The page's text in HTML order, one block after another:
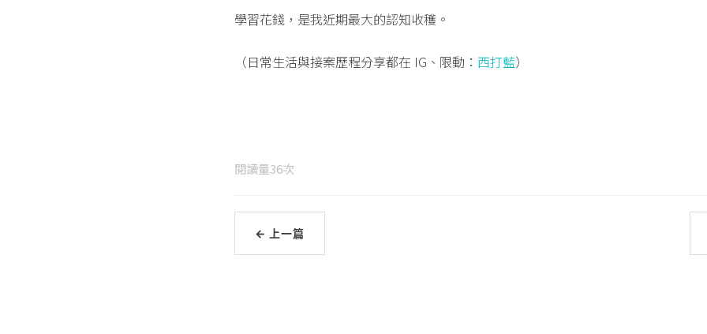
學習花錢，是我近期最大的認知收穫。
（日常生活與接案歷程分享都在 IG、限動： 西打藍）
閱讀量36次
← 上一篇